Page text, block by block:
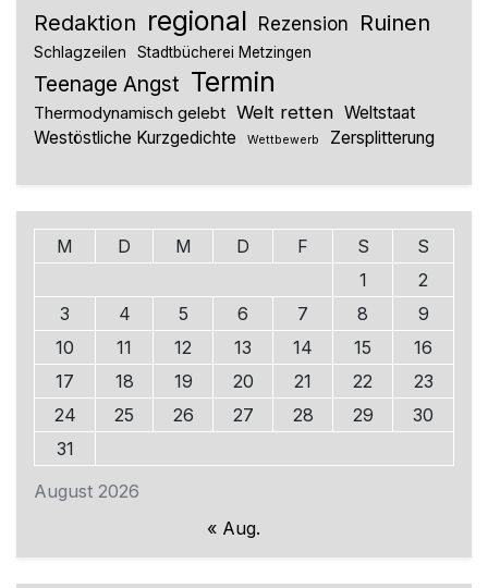
Redaktion regional Rezension Ruinen
Schlagzeilen Stadtbücherei Metzingen
Teenage Angst Termin
Thermodynamisch gelebt Welt retten Weltstaat
Westöstliche Kurzgedichte
Wettbewerb Zersplitterung
August 2026
M D M D F S
S
1
2
3
4 5 6 7 8
9
10
11 12 13 14 15
16
17
18 19 20 21 22
23
24
25 26 27 28 29
30
31
« Aug.